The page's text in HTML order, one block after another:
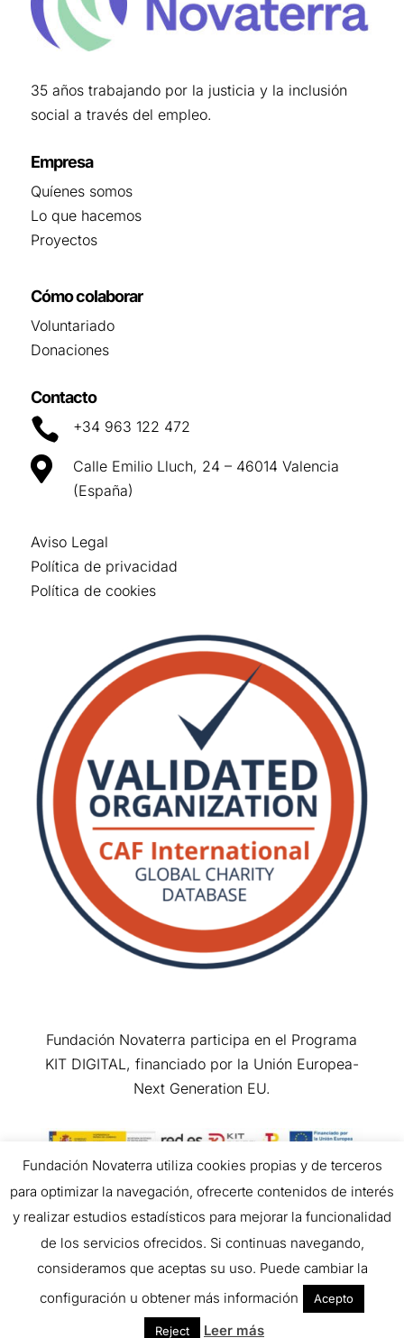
35 años trabajando por la justicia y la inclusión
social a través del empleo.
Empresa
Quíenes somos
Lo que hacemos
Proyectos
Cómo colaborar
Voluntariado
Donaciones
Contacto
 +34 963 122 472

Calle Emilio Lluch, 24 – 46014 Valencia
(España)
Aviso Legal
Política de privacidad
Política de cookies
Fundación Novaterra participa en el Programa
KIT DIGITAL, financiado por la Unión Europea-
Next Generation EU.
Copyright © 2026 All Rights Reserved.
Fundación Novaterra utiliza cookies propias y de terceros
para optimizar la navegación, ofrecerte contenidos de interés
y realizar estudios estadísticos para mejorar la funcionalidad
de los servicios ofrecidos. Si continuas navegando,
consideramos que aceptas su uso. Puede cambiar la
configuración u obtener más información
Acepto
Reject Leer más